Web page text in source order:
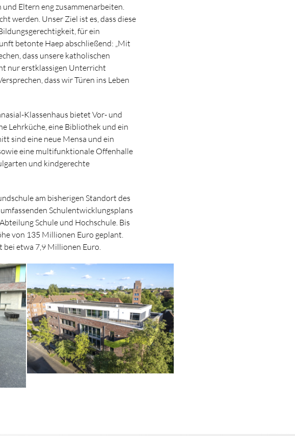
Eltern eng zusammenarbeiten.
werden. Unser Ziel ist es, dass diese
für ein
betonte Haep abschließend: „Mit
dass unsere katholischen
nur erstklassigen Unterricht
dass wir Türen ins Leben
Klassenhaus bietet Vor- und
Lehrküche, eine Bibliothek und ein
sind eine neue Mensa und ein
eine multifunktionale Offenhalle
und kindgerechte
am bisherigen Standort des
Schulentwicklungsplans
Schule und Hochschule. Bis
von 135 Millionen Euro geplant.
etwa 7,9 Millionen Euro.